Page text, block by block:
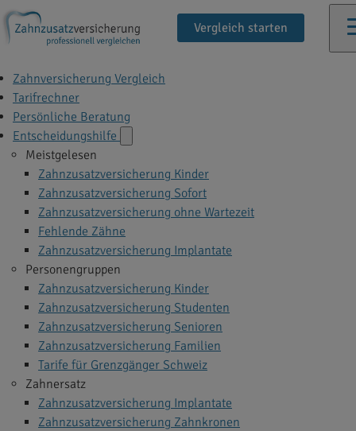
Vergleich starten
Zahnversicherung Vergleich
Tarifrechner
Persönliche Beratung
Entscheidungshilfe
Meistgelesen
Zahnzusatzversicherung Kinder
Zahnzusatzversicherung Sofort
Zahnzusatzversicherung ohne Wartezeit
Fehlende Zähne
Zahnzusatzversicherung Implantate
Personengruppen
Zahnzusatzversicherung Kinder
Zahnzusatzversicherung Studenten
Zahnzusatzversicherung Senioren
Zahnzusatzversicherung Familien
Tarife für Grenzgänger Schweiz
Zahnersatz
Zahnzusatzversicherung Implantate
Zahnzusatzversicherung Zahnkronen